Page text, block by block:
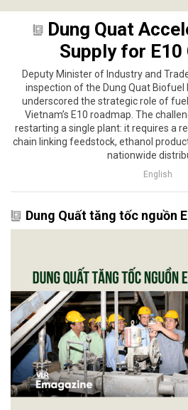
Dung Quat
Supply for E10
Deputy Minister of Industry and
inspection of the Dung Quat Biofuel
underscored the strategic role of
Vietnam’s E10 roadmap. The
restarting a single plant: it requires a
chain linking feedstock, ethanol
nationwide
English
Dung Quất tăng tốc nguồn